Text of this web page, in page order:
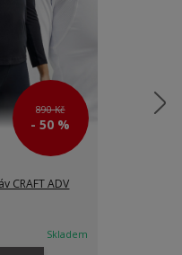
890 Kč
- 50 %
CRAFT ADV
Skladem